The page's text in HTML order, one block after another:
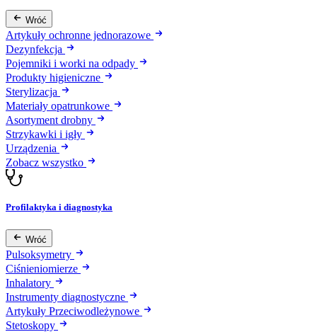
Wróć
Artykuły ochronne jednorazowe
Dezynfekcja
Pojemniki i worki na odpady
Produkty higieniczne
Sterylizacja
Materiały opatrunkowe
Asortyment drobny
Strzykawki i igły
Urządzenia
Zobacz wszystko
Profilaktyka i diagnostyka
Wróć
Pulsoksymetry
Ciśnieniomierze
Inhalatory
Instrumenty diagnostyczne
Artykuły Przeciwodleżynowe
Stetoskopy